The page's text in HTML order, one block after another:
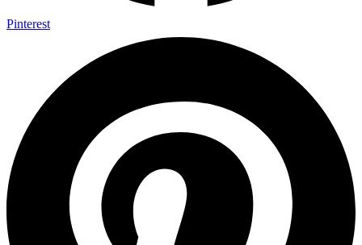
Pinterest